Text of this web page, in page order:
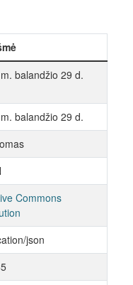
balandžio 29 d.
balandžio 29 d.
Commons
json